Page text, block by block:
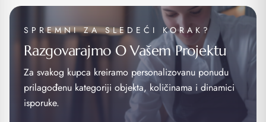
SPREMNI ZA SLEDEĆI KORAK?
Razgovarajmo O Vašem Projektu
Za svakog kupca kreiramo personalizovanu ponudu
prilagođenu kategoriji objekta, količinama i dinamici
isporuke.